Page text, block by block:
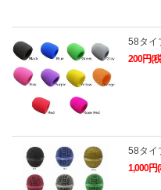
58タイ
200円(
58タイ
1,000円